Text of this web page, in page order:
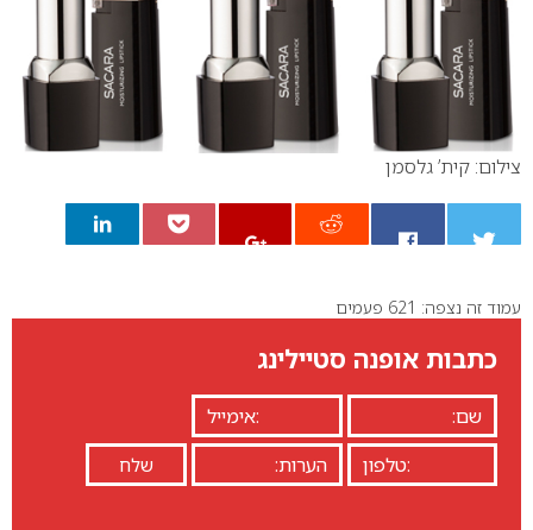
צילום: קית’ גלסמן
0
עמוד זה נצפה: 621 פעמים
כתבות אופנה סטיילינג